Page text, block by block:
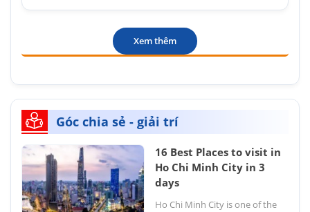
Xem thêm
Góc chia sẻ - giải trí
16 Best Places to visit in
Ho Chi Minh City in 3
days
Ho Chi Minh City is one of the